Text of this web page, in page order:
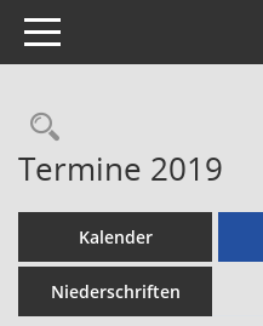
Toggle navigation
Termine 2019
Kalender
Niederschriften